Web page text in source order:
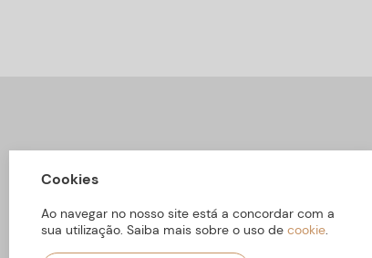
ARBORETTO © Todos os Direitos Reservados | Desenvolvido
Cookies
Ao navegar no nosso site está a concordar com a
sua utilização. Saiba mais sobre o uso de cookie.